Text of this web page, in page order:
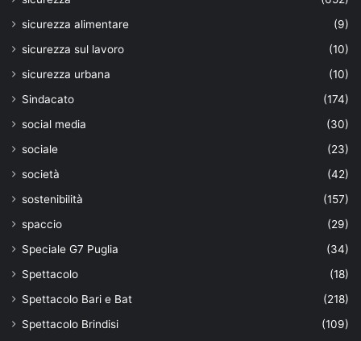
sicurezza alimentare
(9)
sicurezza sul lavoro
(10)
sicurezza urbana
(10)
Sindacato
(174)
social media
(30)
sociale
(23)
società
(42)
sostenibilità
(157)
spaccio
(29)
Speciale G7 Puglia
(34)
Spettacolo
(18)
Spettacolo Bari e Bat
(218)
Spettacolo Brindisi
(109)